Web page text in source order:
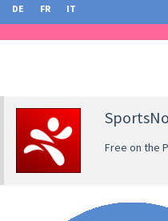
DE FR IT
Free on the